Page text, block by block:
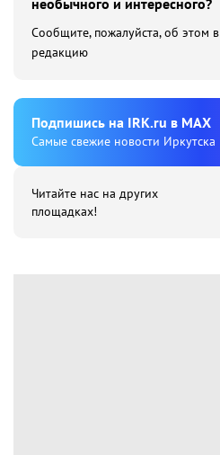
необычного и интересного?
Сообщите, пожалуйста, об этом в
редакцию
Подпишиcь на IRK.ru в MAX
Cамые свежие новости Иркутска
Читайте нас на других
площадках!